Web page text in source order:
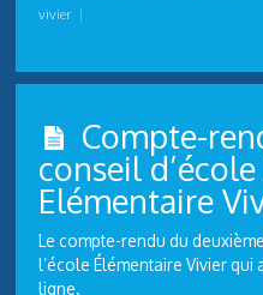
vivier |
Compte-
conseil d’école
Elémentaire
Le compte-rendu du
l’école Élémentaire Vivier qui
ligne.